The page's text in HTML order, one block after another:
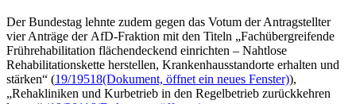
Der Bundestag lehnte zudem gegen das Votum der Antragstellter
vier Anträge der AfD-Fraktion mit den Titeln „Fachübergreifende
Frührehabilitation flächendeckend einrichten – Nahtlose
Rehabilitationskette herstellen, Krankenhausstandorte erhalten und
stärken“ (19/19518(Dokument, öffnet ein neues Fenster)),
„Rehakliniken und Kurbetrieb in den Regelbetrieb zurückkehren